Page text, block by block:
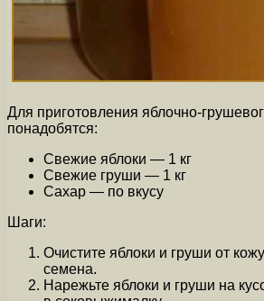
Для приготовления яблочно-
понадобятся:
Свежие яблоки — 1 кг
Свежие груши — 1 кг
Сахар — по вкусу
Шаги:
Очистите яблоки и груши от
семена.
Нарежьте яблоки и груши на